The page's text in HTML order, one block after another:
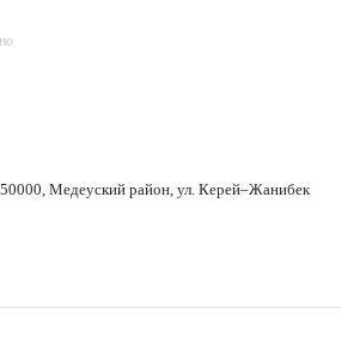
Медеуский район, ул. Керей–Жанибек